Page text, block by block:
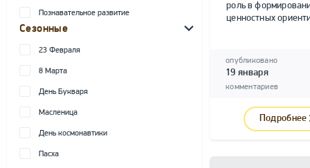
Познавательное развитие
Сезонные
23 Февраля
8 Марта
День Букваря
Масленица
День космонавтики
Пасха
роль в
ценностных
опубликовано
19 января
комментариев
Подробнее